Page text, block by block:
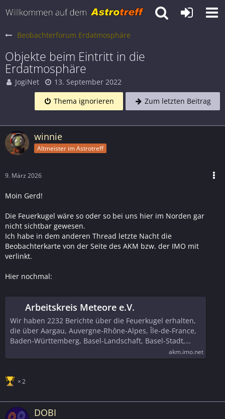
Beobachterforum Erdatmosphäre
Objekte beim Eintritt in die
Erdatmosphäre
JogiNet
13. September 2022
Thema ignorieren
Zum letzten Beitrag
winnie
Altmeister im Astrotreff
9. März 2026
Moin Gerd!
Die Feuerkugel wäre so oder so bei uns hier im Norden gar
nicht sichtbar gewesen.
Ich habe in dem anderen Thread letzte Nacht die
Beobachterkarte von der Seite des AKM bzw. der IMO mit
verlinkt.
Hier nochmal:
Arbeitskreis Meteore e.V.
Wir haben 2232 Berichte über die Feuerkugel erhalten,
die über Aargau, Auvergne-Rhône-Alpes, Île-de-France,
Baden-Württemberg, Basel-Landschaft, Basel-Stadt,…
akm.imo.net
2
DOBI